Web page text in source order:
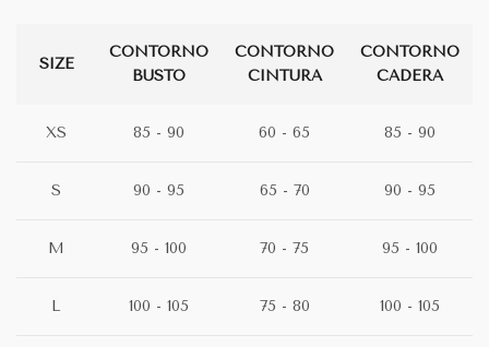
SIZE
CONTORNO
BUSTO
CONTORNO
CINTURA
CONTORNO
CADERA
XS 85 - 90 60 - 65 85 - 90
S 90 - 95 65 - 70 90 - 95
M 95 - 100 70 - 75 95 - 100
L 100 - 105 75 - 80 100 - 105